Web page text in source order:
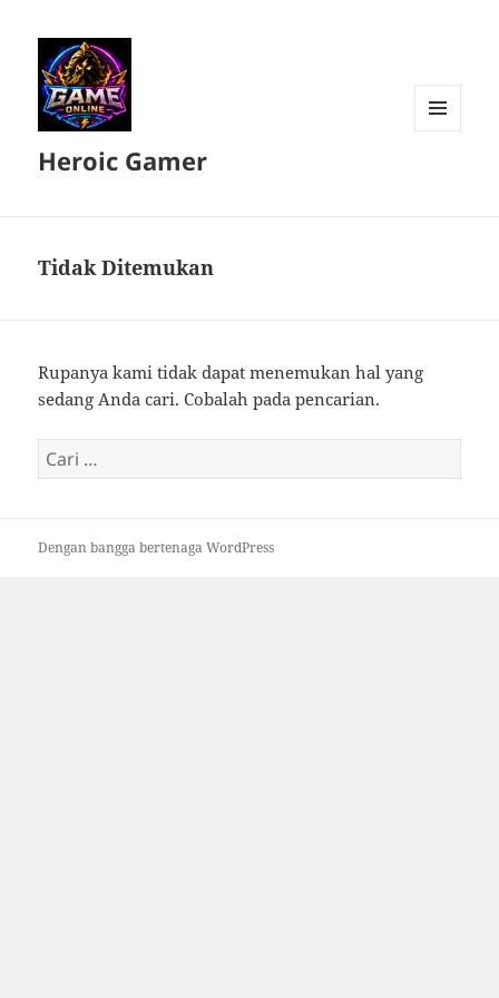
Heroic Gamer
Tidak Ditemukan
Rupanya kami tidak dapat menemukan hal yang
sedang Anda cari. Cobalah pada pencarian.
Cari
untuk:
Dengan bangga bertenaga WordPress